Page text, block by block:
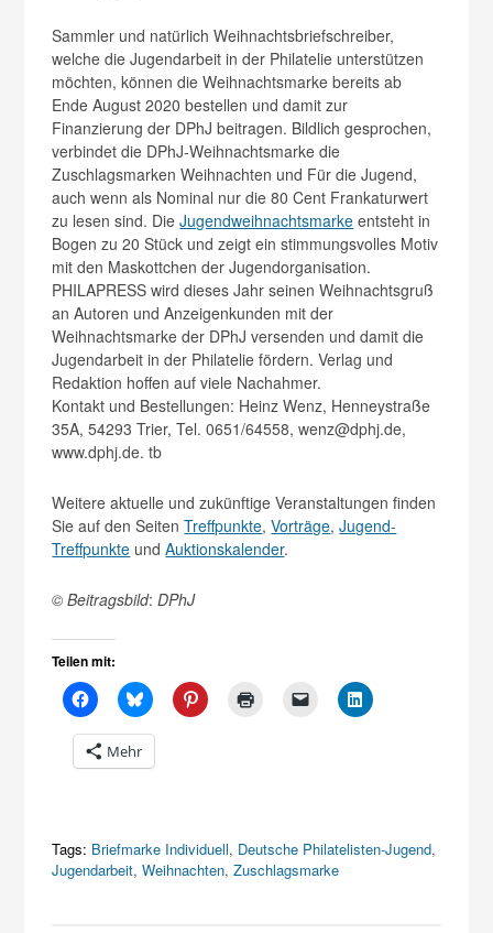
Sammler und natürlich Weihnachtsbriefschreiber,
welche die Jugendarbeit in der Philatelie unterstützen
möchten, können die Weihnachtsmarke bereits ab
Ende August 2020 bestellen und damit zur
Finanzierung der DPhJ beitragen. Bildlich gesprochen,
verbindet die DPhJ-Weihnachtsmarke die
Zuschlagsmarken Weihnachten und Für die Jugend,
auch wenn als Nominal nur die 80 Cent Frankaturwert
zu lesen sind. DieJugendweihnachtsmarke entsteht in
Bogen zu 20 Stück und zeigt ein stimmungsvolles Motiv
mit den Maskottchen der Jugendorganisation.
PHILAPRESS wird dieses Jahr seinen Weihnachtsgruß
an Autoren und Anzeigenkunden mit der
Weihnachtsmarke der DPhJ versenden und damit die
Jugendarbeit in der Philatelie fördern. Verlag und
Redaktion hoffen auf viele Nachahmer.
Kontakt und Bestellungen: Heinz Wenz, Henneystraße
35A, 54293 Trier, Tel. 0651/64558, wenz@dphj.de,
www.dphj.de. tb
Weitere aktuelle und zukünftige Veranstaltungen finden
Sie auf den SeitenTreffpunkte,Vorträge,Jugend-
Treffpunkte undAuktionskalender.
© Beitragsbild: DPhJ
Teilen mit:
Mehr
Tags: Briefmarke Individuell, Deutsche Philatelisten-Jugend,
Jugendarbeit,Weihnachten,Zuschlagsmarke